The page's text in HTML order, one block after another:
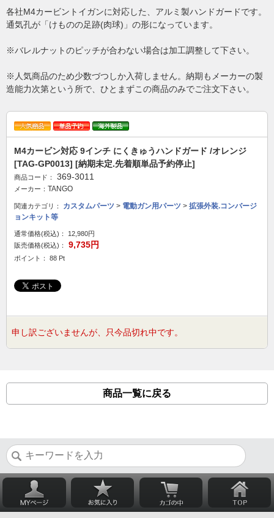
各社M4カービントイガンに対応した、アルミ製ハンドガードです。
通気孔が「けものの足跡(肉球)」の形になっています。
※バレルナットのピッチが合わない場合は加工調整して下さい。
※人気商品のため少数づつしか入荷しません。納期もメーカーの製
造能力次第という所で、ひとまずこの商品のみでご注文下さい。
M4カービン対応 9インチ にくきゅうハンドガード /オレンジ
[TAG-GP0013] [納期未定.先着順単品予約停止]
商品コード： 369-3011
メーカー： TANGO
関連カテゴリ： カスタムパーツ > 電動ガン用パーツ > 拡張外装.コンバージ
ョンキット等
通常価格(税込)：
12,980円
販売価格(税込)：
9,735円
ポイント： 88 Pt
申し訳ございませんが、只今品切れ中です。
商品一覧に戻る